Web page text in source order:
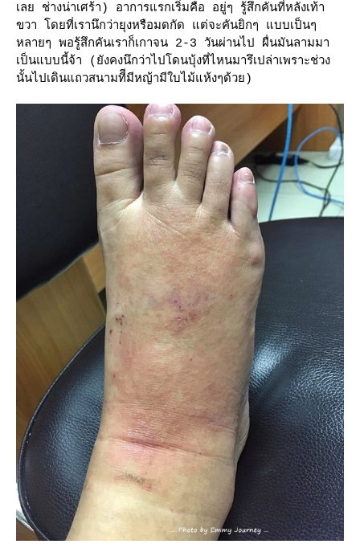
เลย ช่างน่าเศร้า) อาการแรกเริ่มคือ อยู่ๆ รู้สึกคันที่หลังเท้า
ขวา โดยที่เรานึกว่ายุงหรือมดกัด แต่จะคันยิกๆ แบบเป็นๆ
หลายๆ พอรู้สึกคันเราก็เกาจน 2-3 วันผ่านไป ผื่นมันลามมา
เป็นแบบนี้จ้า (ยังคงนึกว่าไปโดนบุ้งที่ไหนมารึเปล่าเพราะช่วง
นั้นไปเดินแถวสนามทีีมีหญ้ามีใบไม้แห้งๆด้วย)